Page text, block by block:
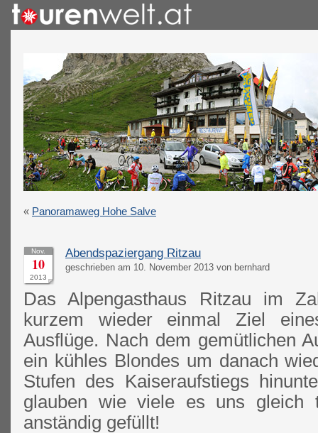
« Panoramaweg Hohe Salve
Nov.
10
2013
Abendspaziergang Ritzau
geschrieben am 10. November 2013 von bernhard
Das Alpengasthaus Ritzau im
kurzem wieder einmal Ziel
Ausflüge. Nach dem gemütlichen
ein kühles Blondes um danach
Stufen des Kaiseraufstiegs
glauben wie viele es uns gleich
anständig gefüllt!